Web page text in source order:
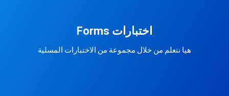
اختبارات Forms
هيا نتعلم من خلال مجموعة من الاختبارات المسلية